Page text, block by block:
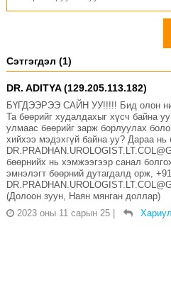
Сэтгэгдэл (1)
DR. ADITYA (129.205.113.182)
БҮГДЭЭРЭЭ САЙН УУ!!!!! Бид олон
Та бөөрийг худалдахыг хүсч байна
улмаас бөөрийг зарж борлуулах
хийхээ мэдэхгүй байна уу? Дараа нь
бөөрнийх нь хэмжээгээр санал
эмнэлэгт бөөрний дутагдалд орж,
(Долоон зуун, Наян мянган доллар)
2023 оны 11 сарын 25